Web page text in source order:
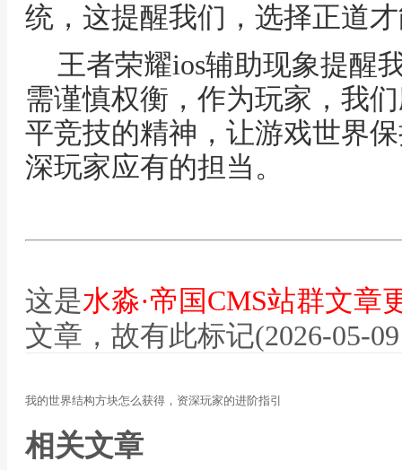
统，这提醒我们，选择正道
王者荣耀ios辅助现象提醒
需谨慎权衡，作为玩家，我
平竞技的精神，让游戏世界
深玩家应有的担当。
这是水淼·帝国CMS站群文章
文章，故有此标记(2026-05-
我的世界结构方块怎么获得，资深玩家的进阶指引
相关文章